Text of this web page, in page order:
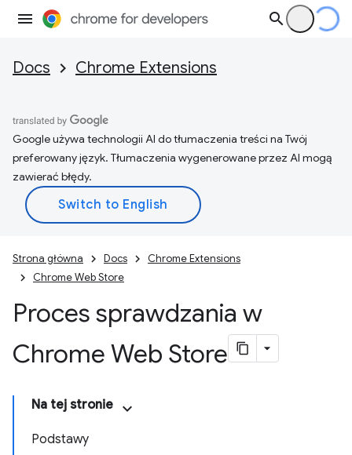
Docs Chrome Extensions
Google używa technologii AI do tłumaczenia treści na Twój
preferowany język. Tłumaczenia wygenerowane przez AI mogą
zawierać błędy.
Strona główna Docs
Chrome Extensions
Chrome Web Store
Proces sprawdzania w
Chrome Web Store
Na tej stronie
Podstawy